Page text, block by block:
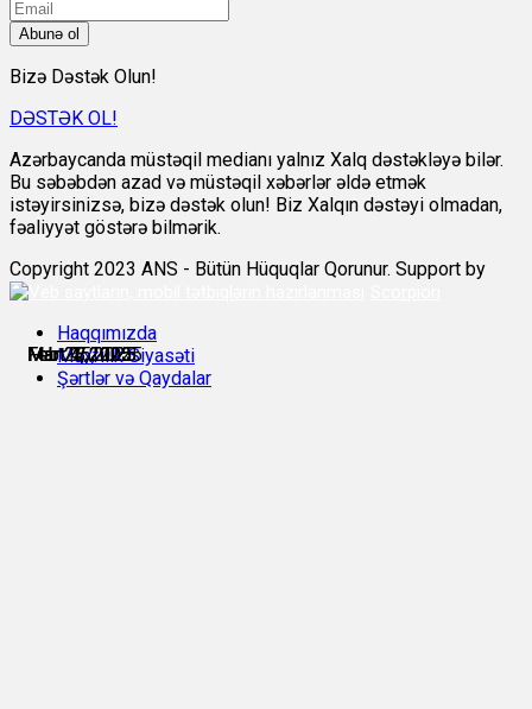
Feb 27, 2025
Feb 28, 2025
Mart 4, 2025
Mart 4, 2025
Mart 7, 2025
Mart 15, 2025
Abunə ol
Bizə Dəstək Olun!
DƏSTƏK OL!
Azərbaycanda müstəqil medianı yalnız Xalq dəstəkləyə bilər.
Bu səbəbdən azad və müstəqil xəbərlər əldə etmək
istəyirsinizsə, bizə dəstək olun! Biz Xalqın dəstəyi olmadan,
fəaliyyət göstərə bilmərik.
Copyright 2023 ANS - Bütün Hüquqlar Qorunur. Support by
Haqqımızda
Məxfilik Siyasəti
Şərtlər və Qaydalar